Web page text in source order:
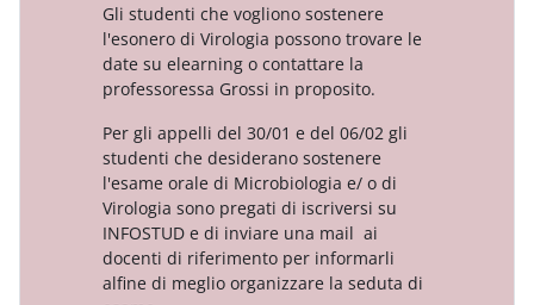
Gli studenti che vogliono sostenere
l'esonero di Virologia possono trovare le
date su elearning o contattare la
professoressa Grossi in proposito.
Per gli appelli del 30/01 e del 06/02 gli
studenti che desiderano sostenere
l'esame orale di Microbiologia e/ o di
Virologia sono pregati di iscriversi su
INFOSTUD e di inviare una mail ai
docenti di riferimento per informarli
alfine di meglio organizzare la seduta di